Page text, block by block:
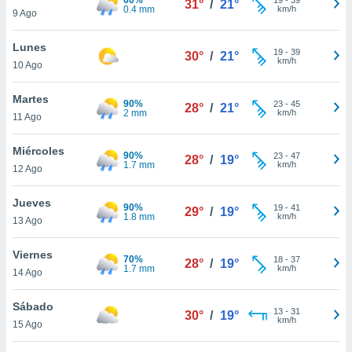
más
nuestra
y
de
disponible
cookies
aceptar
9 Ago
0.4 mm
31° / 21°
km/h
Lunes
10 Ago
30° / 21° 19- 39
km/h
Martes
11 Ago
90%
2 mm
28° / 21° 23- 45
km/h
Miércoles
12 Ago
90%
1.7 mm
28° / 19° 23- 47
km/h
Jueves
13 Ago
90%
1.8 mm
29° / 19° 19- 41
km/h
Viernes
14 Ago
70%
1.7 mm
28° / 19° 18- 37
km/h
Sábado
15 Ago
30° / 19° 13- 31
km/h